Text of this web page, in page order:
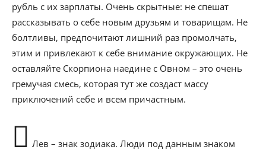
рубль с их зарплаты. Очень скрытные: не спешат
рассказывать о себе новым друзьям и товарищам. Не
болтливы, предпочитают лишний раз промолчать,
этим и привлекают к себе внимание окружающих. Не
оставляйте Скорпиона наедине с Овном – это очень
гремучая смесь, которая тут же создаст массу
приключений себе и всем причастным.
Лев – знак зодиака. Люди под данным знаком